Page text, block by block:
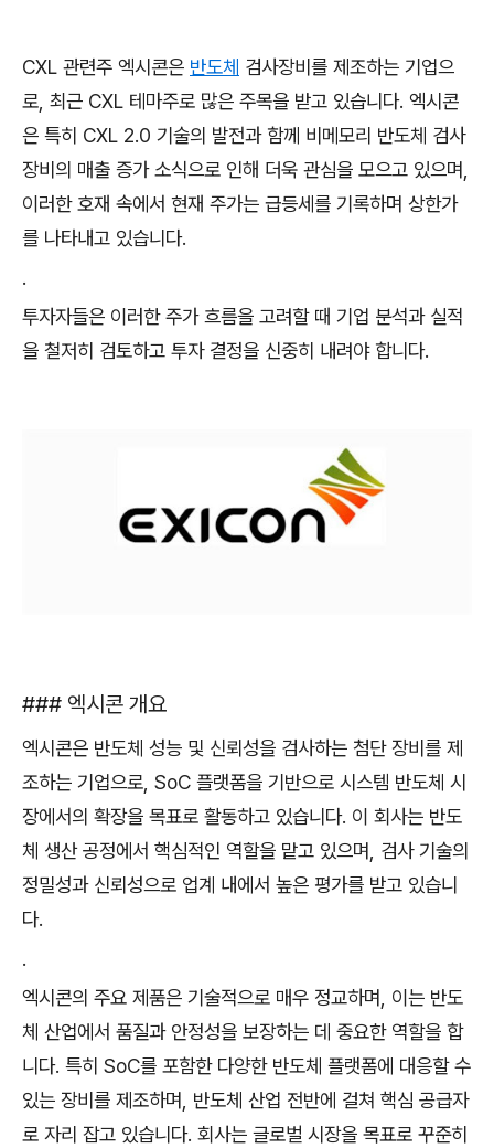
CXL 관련주 엑시콘은 반도체 검사장비를 제조하는 기업으
로, 최근 CXL 테마주로 많은 주목을 받고 있습니다. 엑시콘
은 특히 CXL 2.0 기술의 발전과 함께 비메모리 반도체 검사
장비의 매출 증가 소식으로 인해 더욱 관심을 모으고 있으며,
이러한 호재 속에서 현재 주가는 급등세를 기록하며 상한가
를 나타내고 있습니다.
.
투자자들은 이러한 주가 흐름을 고려할 때 기업 분석과 실적
을 철저히 검토하고 투자 결정을 신중히 내려야 합니다.
### 엑시콘 개요
엑시콘은 반도체 성능 및 신뢰성을 검사하는 첨단 장비를 제
조하는 기업으로, SoC 플랫폼을 기반으로 시스템 반도체 시
장에서의 확장을 목표로 활동하고 있습니다. 이 회사는 반도
체 생산 공정에서 핵심적인 역할을 맡고 있으며, 검사 기술의
정밀성과 신뢰성으로 업계 내에서 높은 평가를 받고 있습니
다.
.
엑시콘의 주요 제품은 기술적으로 매우 정교하며, 이는 반도
체 산업에서 품질과 안정성을 보장하는 데 중요한 역할을 합
니다. 특히 SoC를 포함한 다양한 반도체 플랫폼에 대응할 수
있는 장비를 제조하며, 반도체 산업 전반에 걸쳐 핵심 공급자
로 자리 잡고 있습니다. 회사는 글로벌 시장을 목표로 꾸준히